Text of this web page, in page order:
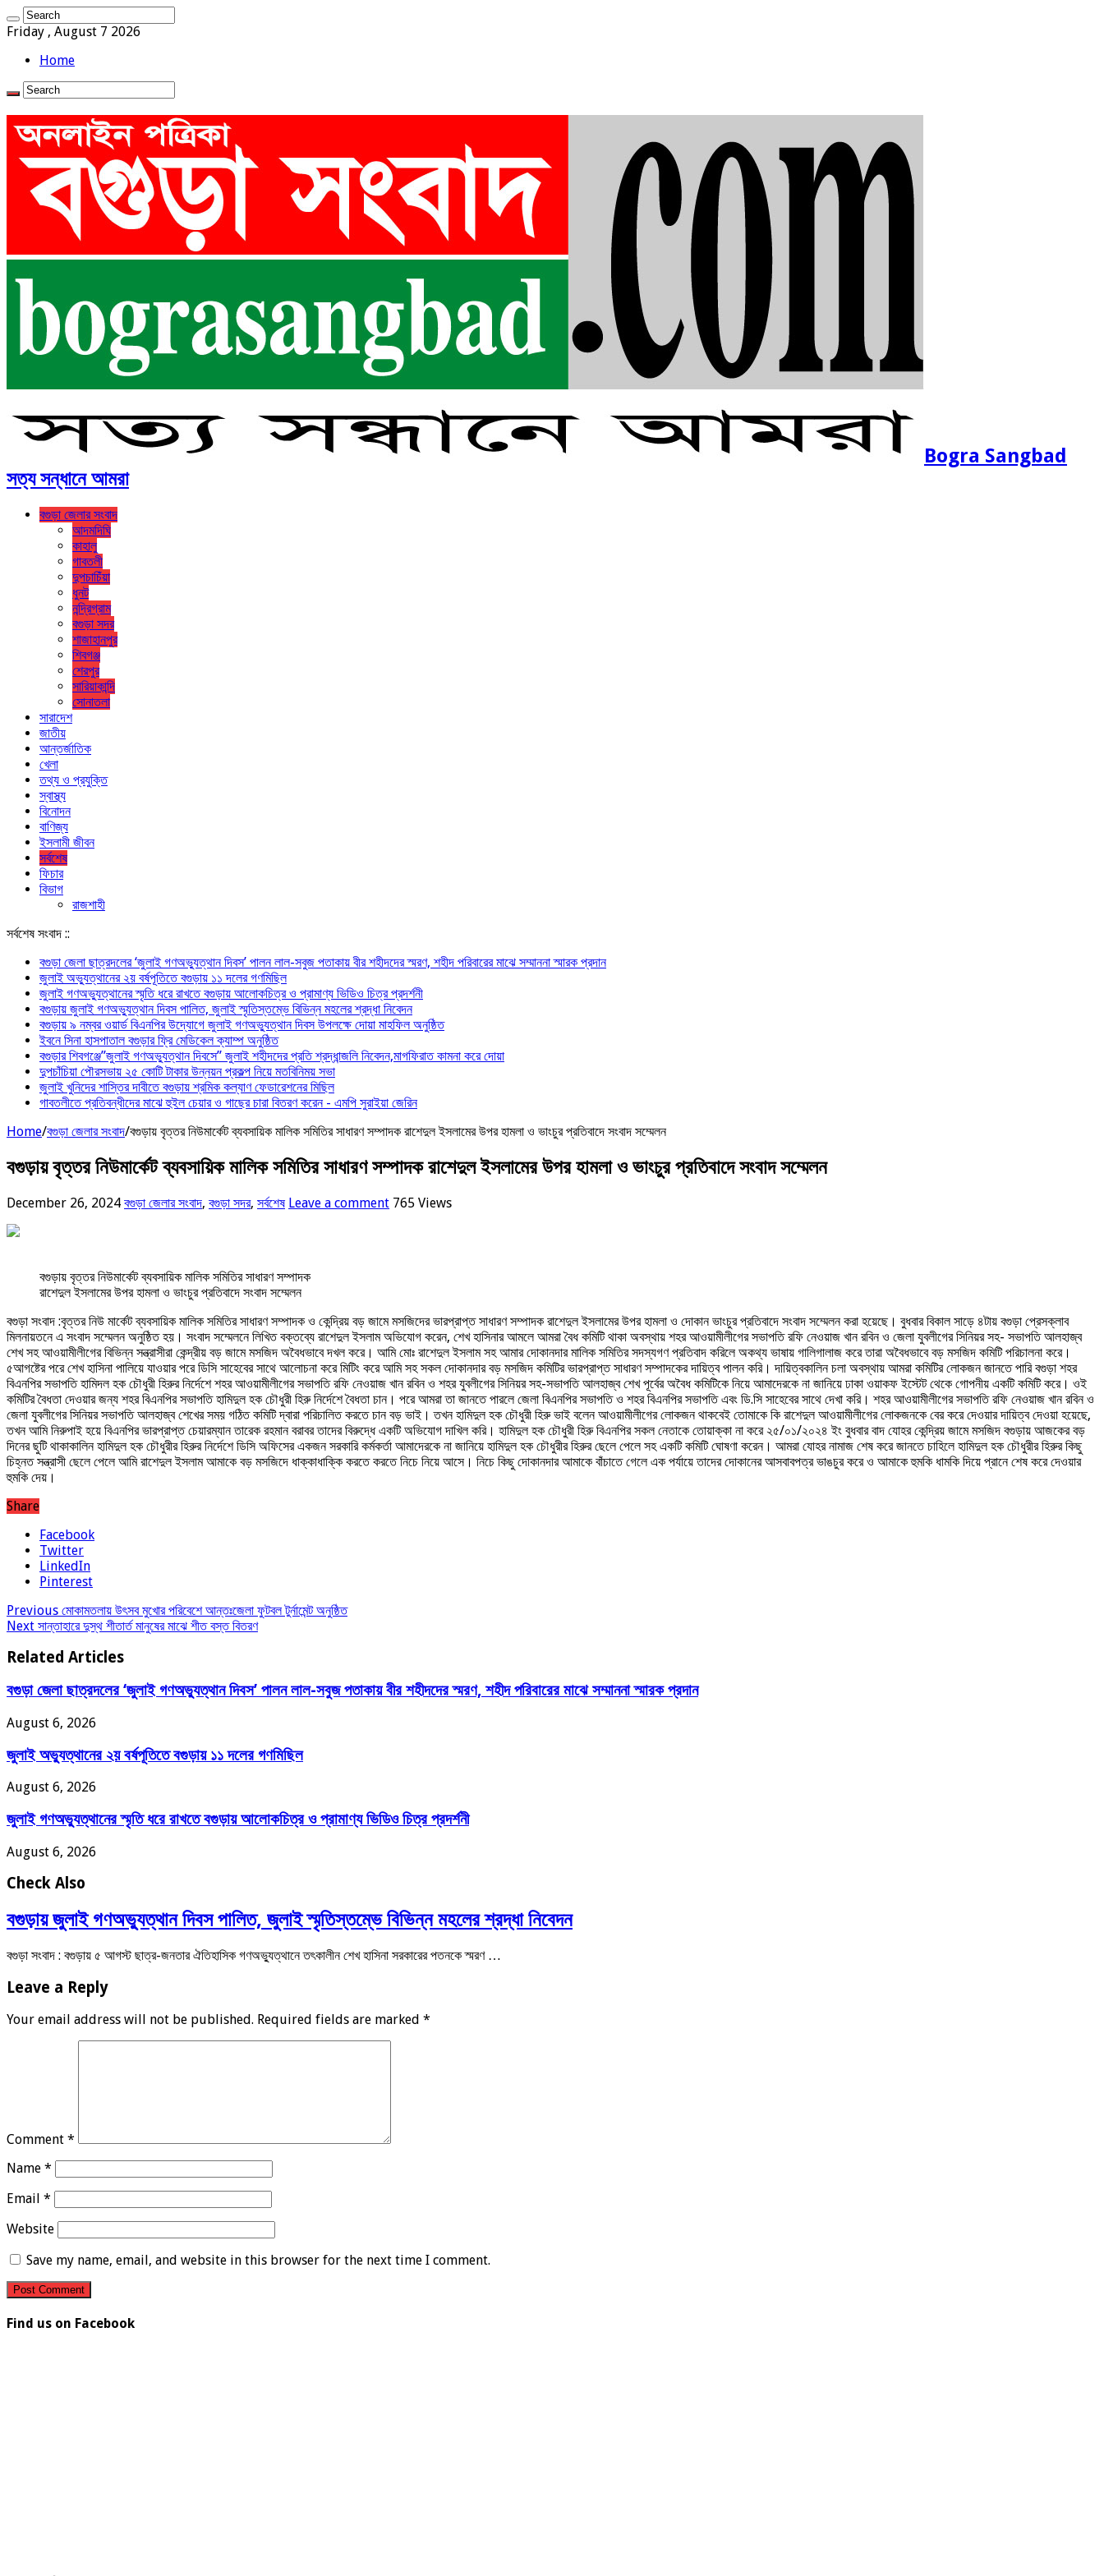
Friday , August 7 2026
Home
Bogra Sangbad
সত্য সন্ধানে আমরা
বগুড়া জেলার সংবাদ
আদমদিঘি
কাহালু
গাবতলী
দুপচাচিঁয়া
ধুনট
নন্দ্রিগ্রাম
বগুড়া সদর
শাজাহানপুর
শিবগঞ্জ
শেরপুর
সারিয়াকান্দি
সোনাতলা
সারাদেশ
জাতীয়
আন্তর্জাতিক
খেলা
তথ্য ও প্রযুক্তি
স্বাস্থ্য
বিনোদন
বাণিজ্য
ইসলামী জীবন
সর্বশেষ
ফিচার
বিভাগ
রাজশাহী
সর্বশেষ সংবাদ ::
বগুড়া জেলা ছাত্রদলের ‘জুলাই গণঅভ্যুত্থান দিবস’ পালন লাল-সবুজ পতাকায় বীর শহীদদের স্মরণ, শহীদ পরিবারের মাঝে সম্মাননা স্মারক প্রদান
জুলাই অভ্যুত্থানের ২য় বর্ষপূতিতে বগুড়ায় ১১ দলের গণমিছিল
জুলাই গণঅভ্যুত্থানের স্মৃতি ধরে রাখতে বগুড়ায় আলোকচিত্র ও প্রামাণ্য ভিডিও চিত্র প্রদর্শনী
বগুড়ায় জুলাই গণঅভ্যুত্থান দিবস পালিত, জুলাই স্মৃতিস্তম্ভে বিভিন্ন মহলের শ্রদ্ধা নিবেদন
বগুড়ায় ৯ নম্বর ওয়ার্ড বিএনপির উদ্যোগে জুলাই গণঅভ্যুত্থান দিবস উপলক্ষে দোয়া মাহফিল অনুষ্ঠিত
ইবনে সিনা হাসপাতাল বগুড়ার ফ্রি মেডিকেল ক্যাম্প অনুষ্ঠিত
বগুড়ার শিবগঞ্জে”জুলাই গণঅভ্যুত্থান দিবসে” জুলাই শহীদদের প্রতি শ্রদ্ধান্জলি নিবেদন,মাগফিরাত কামনা করে দোয়া
দুপচাঁচিয়া পৌরসভায় ২৫ কোটি টাকার উন্নয়ন প্রকল্প নিয়ে মতবিনিময় সভা
জুলাই খুনিদের শাস্তির দাবীতে বগুড়ায় শ্রমিক কল্যাণ ফেডারেশনের মিছিল
‎গাবতলীতে প্রতিবন্ধীদের মাঝে হুইল ‎চেয়ার ও গাছের চারা বিতরণ করেন ‎- এমপি সুরাইয়া জেরিন
Home/বগুড়া জেলার সংবাদ/বগুড়ায় বৃত্তর নিউমার্কেট ব্যবসায়িক মালিক সমিতির সাধারণ সম্পাদক রাশেদুল ইসলামের উপর হামলা ও ভাংচুর প্রতিবাদে সংবাদ সম্মেলন
বগুড়ায় বৃত্তর নিউমার্কেট ব্যবসায়িক মালিক সমিতির সাধারণ সম্পাদক রাশেদুল ইসলামের উপর হামলা ও ভাংচুর প্রতিবাদে সংবাদ সম্মেলন
December 26, 2024 বগুড়া জেলার সংবাদ, বগুড়া সদর, সর্বশেষ Leave a comment 765 Views
বগুড়ায় বৃত্তর নিউমার্কেট ব্যবসায়িক মালিক সমিতির সাধারণ সম্পাদক
রাশেদুল ইসলামের উপর হামলা ও ভাংচুর প্রতিবাদে সংবাদ সম্মেলন
বগুড়া সংবাদ :বৃত্তর নিউ মার্কেট ব্যবসায়িক মালিক সমিতির সাধারণ সম্পাদক ও কেন্দ্রিয় বড় জামে মসজিদের ভারপ্রাপ্ত সাধারণ সম্পাদক রাশেদুল ইসলামের উপর হামলা ও দোকান ভাংচুর প্রতিবাদে সংবাদ সম্মেলন করা হয়েছে। বুধবার বিকাল সাড়ে ৪টায় বগুড়া প্রেসক্লাব
মিলনায়তনে এ সংবাদ সম্মেলন অনুষ্ঠিত হয়। সংবাদ সম্মেলনে লিখিত বক্তব্যে রাশেদুল ইসলাম অভিযোগ করেন, শেখ হাসিনার আমলে আমরা বৈধ কমিটি থাকা অবস্থায় শহর আওয়ামীলীগের সভাপতি রফি নেওয়াজ খান রবিন ও জেলা যুবলীগের সিনিয়র সহ- সভাপতি আলহাজ্ব
শেখ সহ আওয়ামীলীগের বিভিন্ন সন্ত্রাসীরা কেন্দ্রীয় বড় জামে মসজিদ অবৈধভাবে দখল করে। আমি মোঃ রাশেদুল ইসলাম সহ আমার দোকানদার মালিক সমিতির সদস্যগণ প্রতিবাদ করিলে অকথ্য ভাষায় গালিগালাজ করে তারা অবৈধভাবে বড় মসজিদ কমিটি পরিচালনা করে।
৫আগষ্টের পরে শেখ হাসিনা পালিয়ে যাওয়ার পরে ডিসি সাহেবের সাথে আলোচনা করে মিটিং করে আমি সহ সকল দোকানদার বড় মসজিদ কমিটির ভারপ্রাপ্ত সাধারণ সম্পাদকের দায়িত্ব পালন করি। দায়িত্বকালিন চলা অবস্থায় আমরা কমিটির লোকজন জানতে পারি বগুড়া শহর
বিএনপির সভাপতি হামিদল হক চৌধুরী হিরুর নির্দেশে শহর আওয়ামীলীগের সভাপতি রফি নেওয়াজ খান রবিন ও শহর যুবলীগের সিনিয়র সহ-সভাপতি আলহাজ্ব শেখ পূর্বের অবৈধ কমিটিকে নিয়ে আমাদেরকে না জানিয়ে ঢাকা ওয়াকফ ইস্টেট থেকে গোপনীয় একটি কমিটি করে। ওই
কমিটির বৈধতা দেওয়ার জন্য শহর বিএনপির সভাপতি হামিদুল হক চৌধুরী হিরু নির্দেশে বৈধতা চান। পরে আমরা তা জানতে পারলে জেলা বিএনপির সভাপতি ও শহর বিএনপির সভাপতি এবং ডি.সি সাহেবের সাথে দেখা করি। শহর আওয়ামীলীগের সভাপতি রফি নেওয়াজ খান রবিন ও
জেলা যুবলীগের সিনিয়র সভাপতি আলহাজ্ব শেখের সময় গঠিত কমিটি দ্বারা পরিচালিত করতে চান বড় ভাই। তখন হামিদুল হক চৌধুরী হিরু ভাই বলেন আওয়ামীলীগের লোকজন থাকবেই তোমাকে কি রাশেদুল আওয়ামীলীগের লোকজনকে বের করে দেওয়ার দায়িত্ব দেওয়া হয়েছে,
তখন আমি নিরুপাই হয়ে বিএনপির ভারপ্রাপ্ত চেয়ারম্যান তারেক রহমান বরাবর তাদের বিরুদ্ধে একটি অভিযোগ দাখিল করি। হামিদুল হক চৌধুরী হিরু বিএনপির সকল নেতাকে তোয়াক্কা না করে ২৫/০১/২০২৪ ইং বুধবার বাদ যোহর কেন্দ্রিয় জামে মসজিদ বগুড়ায় আজকের বড়
দিনের ছুটি থাকাকালিন হামিদুল হক চৌধুরীর হিরুর নির্দেশে ডিসি অফিসের একজন সরকারি কর্মকর্তা আমাদেরকে না জানিয়ে হামিদুল হক চৌধুরীর হিরুর ছেলে পেলে সহ একটি কমিটি ঘোষণা করেন। আমরা যোহর নামাজ শেষ করে জানতে চাহিলে হামিদুল হক চৌধুরীর হিরুর কিছু
চিহ্নত সন্ত্রাসী ছেলে পেলে আমি রাশেদুল ইসলাম আমাকে বড় মসজিদে ধাক্কাধাক্কি করতে করতে নিচে নিয়ে আসে। নিচে কিছু দোকানদার আমাকে বাঁচাতে গেলে এক পর্যায়ে তাদের দোকানের আসবাবপত্র ভাঙচুর করে ও আমাকে হুমকি ধামকি দিয়ে প্রানে শেষ করে দেওয়ার
হুমকি দেয়।
Share
Facebook
Twitter
LinkedIn
Pinterest
Previous মোকামতলায় উৎসব মুখোর পরিবেশে আন্তঃজেলা ফুটবল টুর্নামেন্ট অনুষ্ঠিত
Next সান্তাহারে দুস্থ শীতার্ত মানুষের মাঝে শীত বস্ত বিতরণ
Related Articles
বগুড়া জেলা ছাত্রদলের ‘জুলাই গণঅভ্যুত্থান দিবস’ পালন লাল-সবুজ পতাকায় বীর শহীদদের স্মরণ, শহীদ পরিবারের মাঝে সম্মাননা স্মারক প্রদান
August 6, 2026
জুলাই অভ্যুত্থানের ২য় বর্ষপূতিতে বগুড়ায় ১১ দলের গণমিছিল
August 6, 2026
জুলাই গণঅভ্যুত্থানের স্মৃতি ধরে রাখতে বগুড়ায় আলোকচিত্র ও প্রামাণ্য ভিডিও চিত্র প্রদর্শনী
August 6, 2026
Check Also
বগুড়ায় জুলাই গণঅভ্যুত্থান দিবস পালিত, জুলাই স্মৃতিস্তম্ভে বিভিন্ন মহলের শ্রদ্ধা নিবেদন
বগুড়া সংবাদ : বগুড়ায় ৫ আগস্ট ছাত্র-জনতার ঐতিহাসিক গণঅভ্যুত্থানে তৎকালীন শেখ হাসিনা সরকারের পতনকে স্মরণ …
Leave a Reply
Your email address will not be published. Required fields are marked *
Comment *
Name *
Email *
Website
Save my name, email, and website in this browser for the next time I comment.
Find us on Facebook